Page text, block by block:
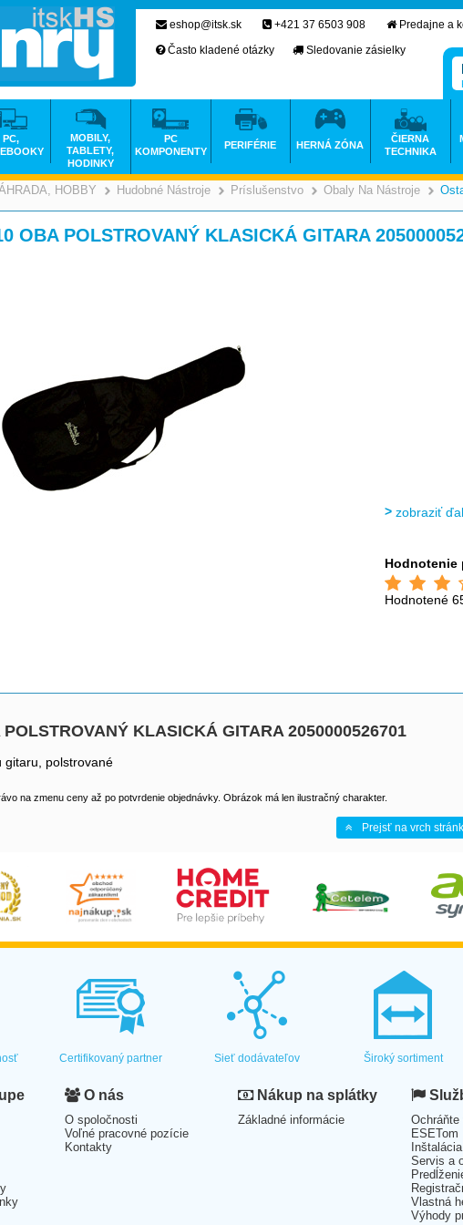
HOBBY >
Hudobné Nástroje >
Príslušenstvo >
Obaly Na Nástroje
OBA POLSTROVANÝ KLASICKÁ GITARA
zobraziť
Hodnotenie
Hodnotené
KLASICKÁ GITARA 2050000526701
gitaru, polstrované
na zmenu ceny až po potvrdenie objednávky. Obrázok má len ilustračný charakter.
Prejsť na vrch
eshop@itsk.sk +421 37 6503 908
Predajne a
Často kladené otázky
Sledovanie zásielky
PC,
MOBILY,
TABLETY,
HODINKY
PC
KOMPONENTY
PERIFÉRIE HERNÁ ZÓNA
ČIERNA
TECHNIKA
Certifikovaný partner Sieť dodávateľov Široký sortiment
O nás
O spoločnosti
Voľné pracovné pozície
Kontakty
Nákup na splátky
Základné informácie
Ochráňte
ESETom
Servis a
Vlastná
Výhody